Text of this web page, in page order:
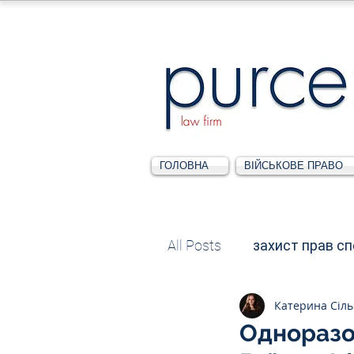
ГОЛОВНА ВІЙСЬКОВЕ ПРАВО
All Posts захист прав
Податкове Катерина